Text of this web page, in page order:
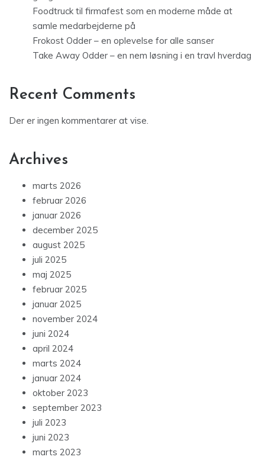
Foodtruck til firmafest som en moderne måde at
samle medarbejderne på
Frokost Odder – en oplevelse for alle sanser
Take Away Odder – en nem løsning i en travl hverdag
Recent Comments
Der er ingen kommentarer at vise.
Archives
marts 2026
februar 2026
januar 2026
december 2025
august 2025
juli 2025
maj 2025
februar 2025
januar 2025
november 2024
juni 2024
april 2024
marts 2024
januar 2024
oktober 2023
september 2023
juli 2023
juni 2023
marts 2023